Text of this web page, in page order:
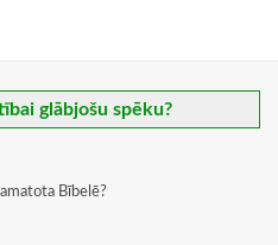
glābjošu spēku?
Bībelē?